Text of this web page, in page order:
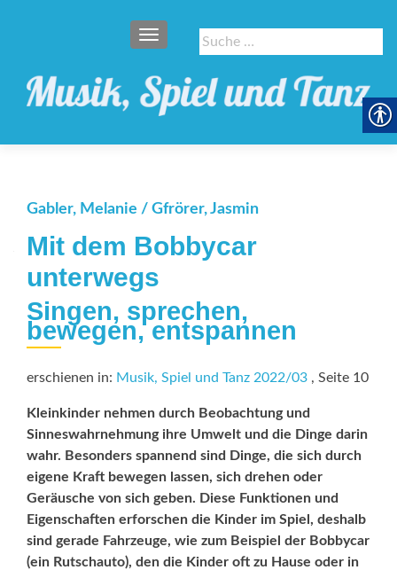
Suche
nach:
SCHALTE NAVIGATION
Gabler, Melanie / Gfrörer, Jasmin
Mit dem Bobbycar
unterwegs
Singen, sprechen,
bewegen, entspannen
erschienen in: Musik, Spiel und Tanz 2022/03 , Seite 10
Kleinkinder nehmen durch Beobachtung und
Sinneswahrnehmung ihre Umwelt und die Dinge darin
wahr. Besonders spannend sind Dinge, die sich durch
eigene Kraft bewegen lassen, sich drehen oder
Geräusche von sich geben. Diese Funktionen und
Eigenschaften erforschen die Kinder im Spiel, deshalb
sind gerade Fahrzeuge, wie zum Beispiel der Bobbycar
(ein Rutschauto), den die Kinder oft zu Hause oder in